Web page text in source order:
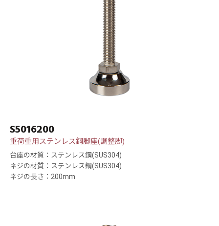
S5016200
重荷重用ステンレス鋼脚座(調整脚)
台座の材質：ステンレス鋼(SUS304)
ネジの材質：ステンレス鋼(SUS304)
ネジの長さ：200mm